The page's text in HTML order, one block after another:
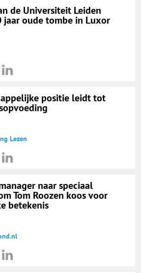
de Universiteit Leiden
oude tombe in Luxor
positie leidt tot
Lezen
naar speciaal
Tom Roozen koos voor
betekenis